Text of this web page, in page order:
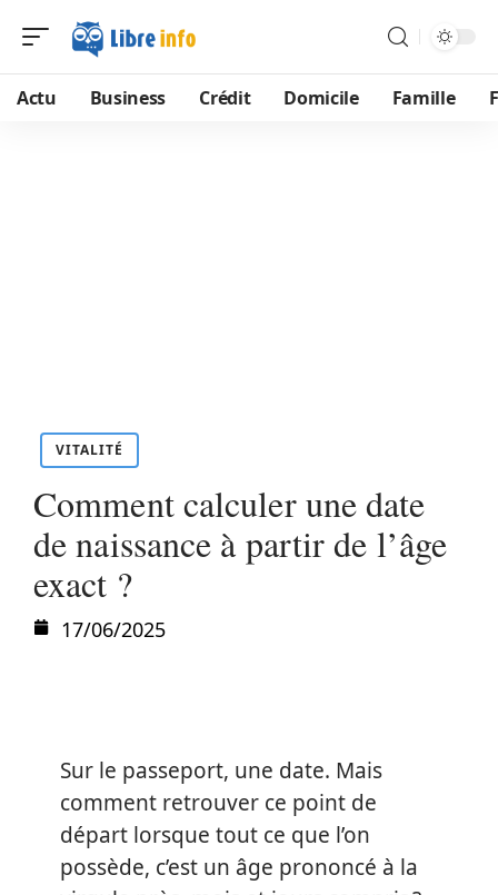
Actu Business Crédit Domicile Famille
VITALITÉ
Comment calculer une date
de naissance à partir de l’âge
exact ?
17/06/2025
Sur le passeport, une date. Mais
comment retrouver ce point de
départ lorsque tout ce que l’on
possède, c’est un âge prononcé à la